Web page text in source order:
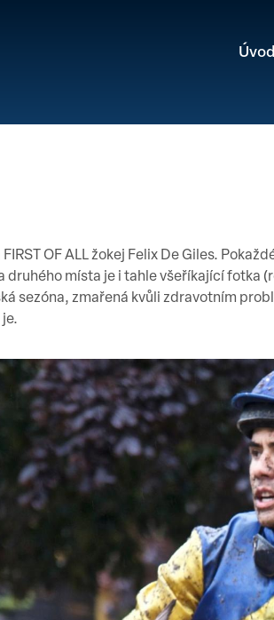
Úvod
OF ALL žokej Felix De Giles.
druhého místa je i tahle všeříkající fotka
sezóna, zmařená kvůli zdravotním